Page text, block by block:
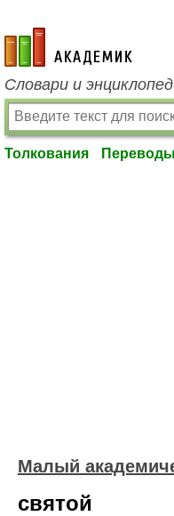
academic.ru
Словари и
Толкования Переводы
Малый
святой